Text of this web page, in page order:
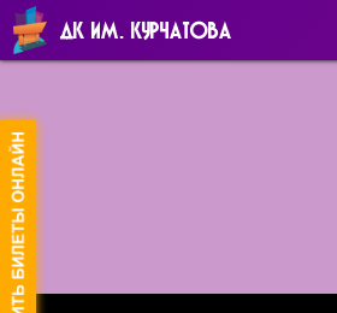
ДК ИМ. КУРЧАТОВА